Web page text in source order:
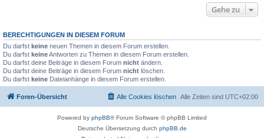
Gehe zu
BERECHTIGUNGEN IN DIESEM FORUM
Du darfst keine neuen Themen in diesem Forum erstellen.
Du darfst keineAntworten zu Themen in diesem Forum erstellen.
Du darfst deine Beiträge in diesem Forum nicht ändern.
Du darfst deine Beiträge in diesem Forum nicht löschen.
Du darfst keine Dateianhänge in diesem Forum erstellen.
Foren-Übersicht Alle Zeiten sind UTC+02:00
Alle Cookies löschen
Powered by phpBB® Forum Software © phpBB Limited
Deutsche Übersetzung durch phpBB.de